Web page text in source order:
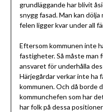
grundläggande har blivit
snygg fasad. Man kan
felen ligger kvar under all
Eftersom kommunen inte
fastigheter. Så måste man
ansvaret för underhålla
Härjegårdar verkar inte ha
kommunen. Och då borde
kommunchefen som har
har folk på dessa